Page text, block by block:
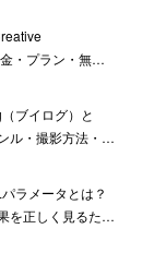
・プラン・無料
ブイログ）と
ル・撮影方法・編
ラメータとは？
を正しく見るため